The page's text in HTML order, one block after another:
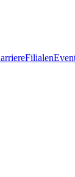
Filialen